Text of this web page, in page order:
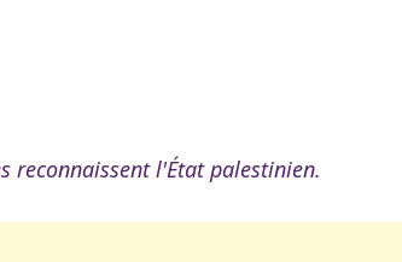
reconnaissent l'État palestinien.